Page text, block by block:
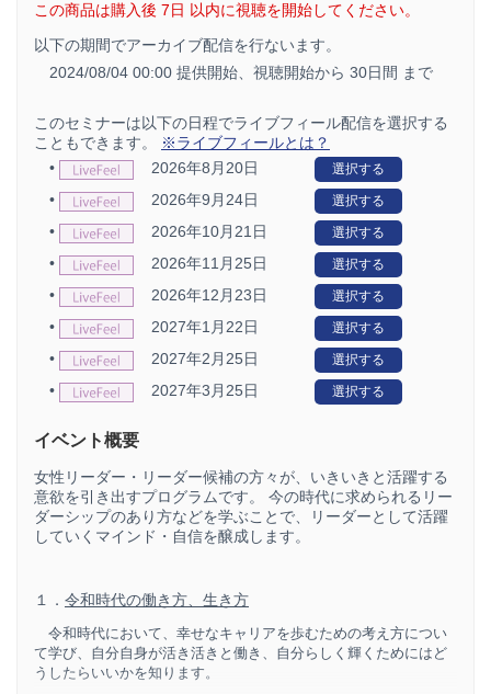
この商品は購入後 7日 以内に視聴を開始してください。
以下の期間でアーカイブ配信を行ないます。
2024/08/04 00:00 提供開始、 視聴開始から 30日間 まで
このセミナーは以下の日程でライブフィール配信を選択する
こともできます。
※ライブフィールとは？
•
2026年8月20日 選択する
• 2026年9月24日 選択する
• 2026年10月21日 選択する
• 2026年11月25日 選択する
• 2026年12月23日 選択する
• 2027年1月22日 選択する
• 2027年2月25日 選択する
• 2027年3月25日 選択する
イベント概要
女性リーダー・リーダー候補の方々が、いきいきと活躍する
意欲を引き出すプログラムです。 今の時代に求められるリー
ダーシップのあり方などを学ぶことで、リーダーとして活躍
していくマインド・自信を醸成します。
１． 令和時代の働き方、生き方
令和時代において、幸せなキャリアを歩むための考え方につい
て学び、自分自身が活き活きと働き、自分らしく輝くためにはど
うしたらいいかを知ります。